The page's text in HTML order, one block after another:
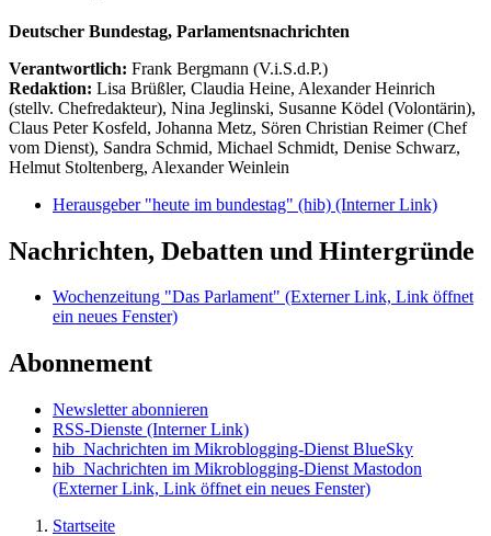
Deutscher Bundestag, Parlamentsnachrichten
Verantwortlich: Frank Bergmann (V.i.S.d.P.)
Redaktion: Lisa Brüßler, Claudia Heine, Alexander Heinrich
(stellv. Chefredakteur), Nina Jeglinski, Susanne Ködel (Volontärin),
Claus Peter Kosfeld, Johanna Metz, Sören Christian Reimer (Chef
vom Dienst), Sandra Schmid, Michael Schmidt, Denise Schwarz,
Helmut Stoltenberg, Alexander Weinlein
Herausgeber "heute im bundestag" (hib) (Interner Link)
Nachrichten, Debatten und Hintergründe
Wochenzeitung "Das Parlament" (Externer Link, Link öffnet
ein neues Fenster)
Abonnement
Newsletter abonnieren
RSS-Dienste (Interner Link)
hib_Nachrichten im Mikroblogging-Dienst BlueSky
hib_Nachrichten im Mikroblogging-Dienst Mastodon
(Externer Link, Link öffnet ein neues Fenster)
Startseite